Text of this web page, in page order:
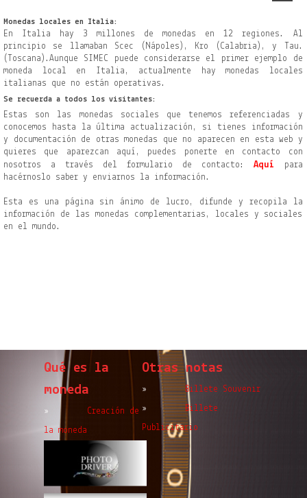
Monedas locales en Italia:
En Italia hay 3 millones de monedas en 12 regiones. Al
principio se llamaban Scec (Nápoles), Kro (Calabria), y Tau.
(Toscana).Aunque SIMEC puede considerarse el primer ejemplo de
moneda local en Italia, actualmente hay monedas locales
italianas que no están operativas.
Se recuerda a todos los visitantes:
Estas son las monedas sociales que tenemos referenciadas y
conocemos hasta la última actualización, si tienes información
y documentación de otras monedas que no aparecen en esta web y
quieres que aparezcan aquí, puedes ponerte en contacto con
nosotros a través del formulario de contacto: Aquí
para
hacérnoslo saber y enviarnos la información.
Esta es una página sin ánimo de lucro, difunde y recopila la
información de las monedas complementarias, locales y sociales
en el mundo.
Qué es la
moneda
» Creación de
la moneda
Características
»Objetivos
Otras notas
»Billete Souvenir
»Billete
Publicitario
»Cheque Regalo
»Artmoney
»Moneda Antigua